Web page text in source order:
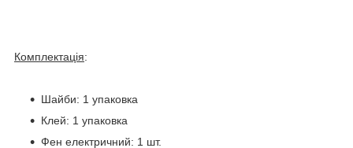
Комплектація:
Шайби: 1 упаковка
Клей: 1 упаковка
Фен електричний: 1 шт.